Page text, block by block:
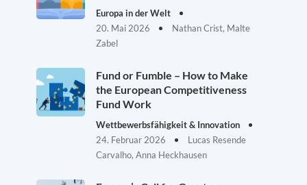
Europa in der Welt
20. Mai 2026
Nathan Crist, Malte
Zabel
Fund or Fumble – How to Make
the European Competitiveness
Fund Work
Wettbewerbsfähigkeit & Innovation
24. Februar 2026
Lucas Resende
Carvalho, Anna Heckhausen